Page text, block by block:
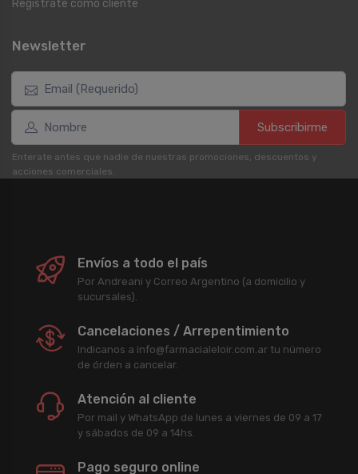
Registrate como cliente
Newsletter
Subscribirme
Enterate antes que nadie de nuestras promociones, descuentos y
acciones comerciales.
Envíos a todo el país
Por Andreani y Correo Argentino (a domicilio y
sucursales).
Cancelaciones / Arrepentimiento
Indicanos a info@farmacialeloir.com.ar tu número
de órden a cancelar.
Atención al cliente
Por mail y WhatsApp de lunes a viernes de 09 a 17
y sábados de 09 a 14hs.
Pago seguro online